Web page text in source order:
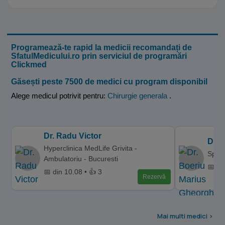
Programează-te rapid la medicii recomandați de
SfatulMedicului.ro prin serviciul de programări
Clickmed
Găsești peste 7500 de medici cu program disponibil
Alege medicul potrivit pentru: Chirurgie generala .
Dr. Radu Victor
Hyperclinica MedLife Grivita -
Ambulatoriu - Bucuresti
📅 din 10.08 • 👍 3
Rezervă
Dr.
📅
Mai multi medici >